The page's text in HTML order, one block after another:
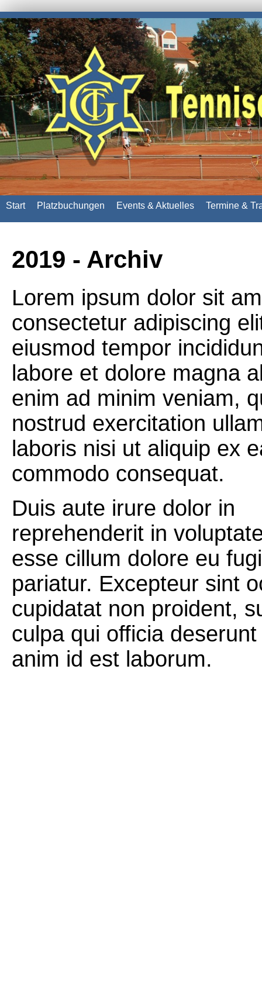
Start Platzbuchungen Events & Aktuelles Termine &
2019 - Archiv
Lorem ipsum dolor sit
consectetur adipiscing
eiusmod tempor
labore et dolore magna
enim ad minim veniam,
nostrud exercitation
laboris nisi ut aliquip ex
commodo consequat.
Duis aute irure dolor in
reprehenderit in
esse cillum dolore eu
pariatur. Excepteur sint
cupidatat non proident,
culpa qui officia
anim id est laborum.